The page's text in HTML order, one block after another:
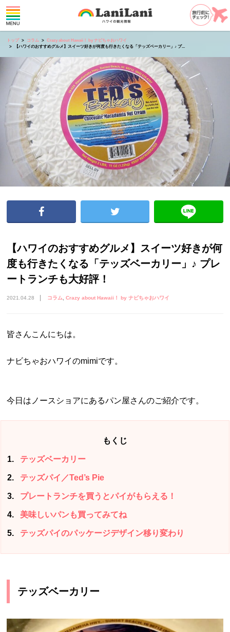
トップ コラム
Crazy about Hawaii！ by ナビちゃおハワイ
【ハワイのおすすめグルメ】スイーツ好きが何度も行きたくなる「テッズベーカリー」♪ プ...
【ハワイのおすすめグルメ】スイーツ好きが何
度も行きたくなる「テッズベーカリー」♪ プレ
ートランチも大好評！
2021.04.28 コラム Crazy about Hawaii！ by ナビちゃおハワイ
皆さんこんにちは。
ナビちゃおハワイのmimiです。
今日はノースショアにあるパン屋さんのご紹介です。
もくじ
1 テッズベーカリー
2 テッズパイ／Ted’s Pie
3 プレートランチを買うとパイがもらえる！
4 美味しいパンも買ってみてね
5 テッズパイのパッケージデザイン移り変わり
テッズベーカリー